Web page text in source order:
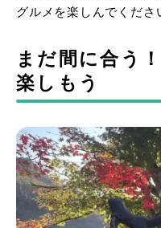
グルメを楽しんでくださ
まだ間に合う
楽しもう